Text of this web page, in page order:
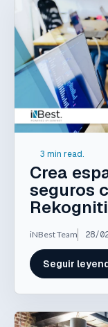
3 min read.
Crea
seguros
iNBest Team 28/
Seguir